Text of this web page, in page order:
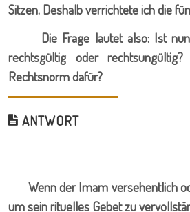
Sitzen. Deshalb verrichtete ich die
Die Frage lautet also: Ist
rechtsgültig oder
Rechtsnorm dafür?
ANTWORT
Wenn der Imam versehentlich
um sein rituelles Gebet zu